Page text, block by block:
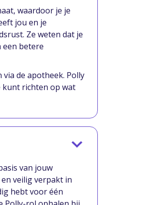
waardoor je je
jou en je
Ze weten dat je
een betere
de apotheek. Polly
kunt richten op wat
van jouw
veilig verpakt in
hebt voor één